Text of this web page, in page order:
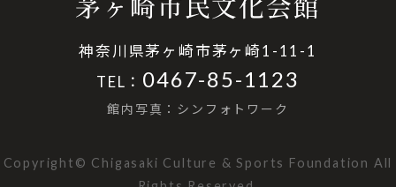
神奈川県茅ヶ崎市茅ヶ崎1-11-1
TEL： 0467-85-1123
館内写真：シンフォトワーク
Copyright© Chigasaki Culture & Sports Foundation All